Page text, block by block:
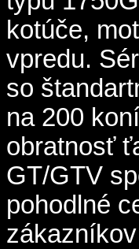
kotúče,
vpredu.
so
na 200
obratnosť
GT/GTV
pohodlné